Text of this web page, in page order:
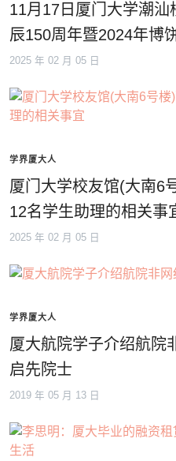
11月17日厦门大学潮
辰150周年暨2024年博
2025 年 02 月 05 日
学界厦大人
厦门大学校友馆(大南6
12名学生助理的相关事
2025 年 02 月 05 日
学界厦大人
厦大航院学子介绍航院
启先院士
2019 年 05 月 13 日